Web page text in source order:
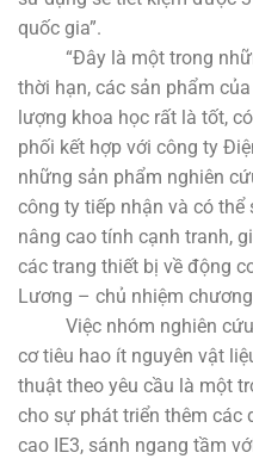
quốc gia”.
“Đây là một trong
thời hạn, các sản phẩm
lượng khoa học rất là tốt,
phối kết hợp với công ty
những sản phẩm nghiên
công ty tiếp nhận và có
nâng cao tính cạnh tranh,
các trang thiết bị về động
Lương – chủ nhiệm
Việc nhóm nghiên cứu
cơ tiêu hao ít nguyên vật
thuật theo yêu cầu là một
cho sự phát triển thêm các
cao IE3, sánh ngang tầm